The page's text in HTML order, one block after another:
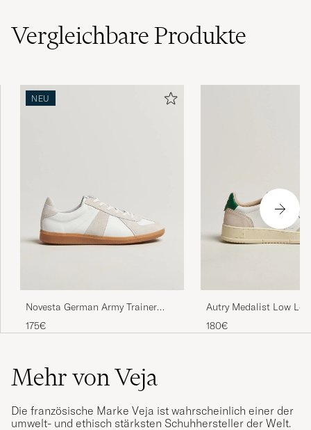
VergleichbareProdukte
NEU
Novesta German Army Trainer
White
175€
Autry Medalist Low
Sneaker White/Amazon
180€
Mehr von Veja
Die französische Marke Veja ist wahrscheinlich einer der
umwelt- und ethisch stärksten Schuhhersteller der Welt.